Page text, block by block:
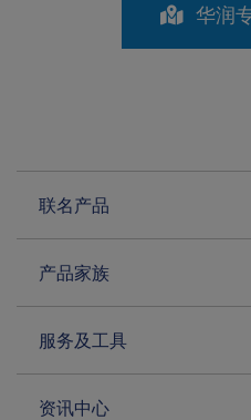
华润
联名产品
产品家族
服务及工具
资讯中心